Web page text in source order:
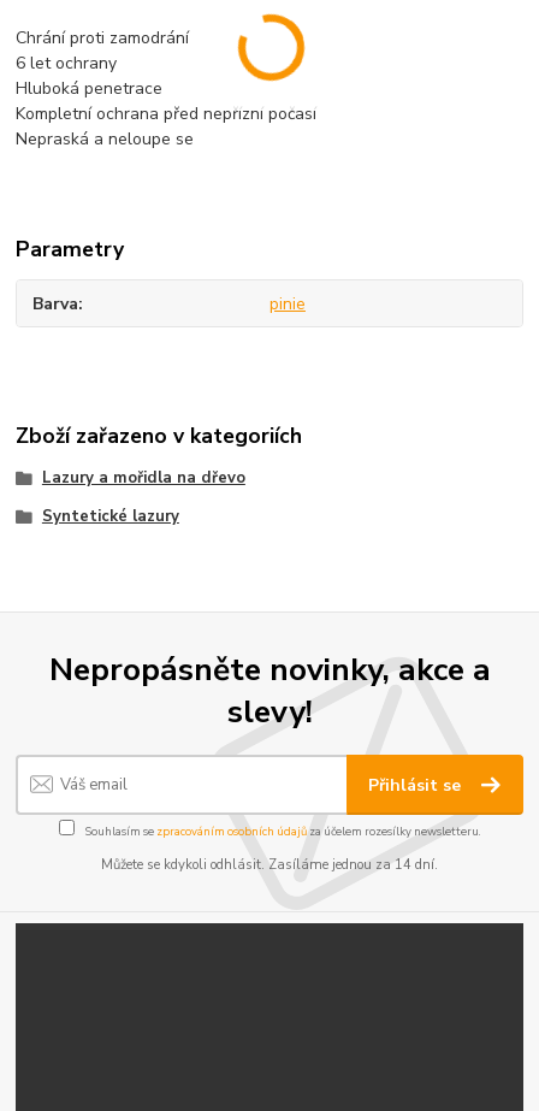
Chrání proti zamodrání
6 let ochrany
Hluboká penetrace
Kompletní ochrana před nepřízní počasí
Nepraská a neloupe se
Parametry
Barva pinie
Zboží zařazeno v kategoriích
Lazury a mořidla na dřevo
Syntetické lazury
Nepropásněte novinky, akce a
slevy!
Přihlásit se
Souhlasím se zpracováním osobních údajůza účelem rozesílky newsletteru.
Můžete se kdykoli odhlásit. Zasíláme jednou za 14 dní.